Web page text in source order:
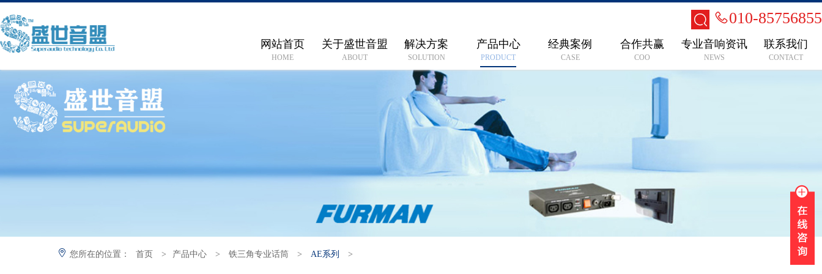
010-85756855
网站首页
HOME
关于盛世音盟
ABOUT
解决方案
SOLUTION
产品中心
PRODUCT
经典案例
CASE
合作共赢
COO
专业音响资讯
NEWS
联系我们
CONTACT
您所在的位置： 首页 > 产品中心 > 铁三角专业话筒 > AE系列 >